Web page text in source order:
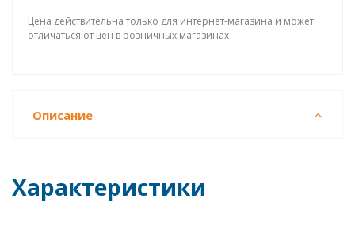
Цена действительна только для интернет-магазина и может
отличаться от цен в розничных магазинах
Описание
Характеристики